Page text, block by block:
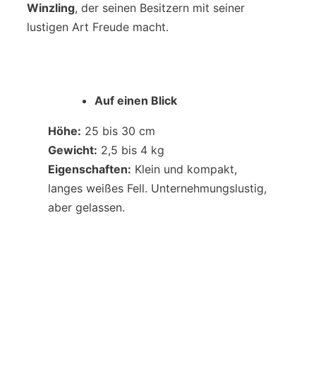
Winzling, der seinen Besitzern mit seiner
lustigen Art Freude macht.
Auf einen Blick
Höhe: 25 bis 30 cm
Gewicht: 2,5 bis 4 kg
Eigenschaften: Klein und kompakt,
langes weißes Fell. Unternehmungslustig,
aber gelassen.